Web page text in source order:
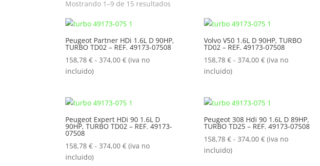
Mostrando 1–9 de 15 resultados
popularidad
Peugeot Partner HDi 1.6L D 90HP,
TURBO TD02 – REF. 49173-07508
158,78€ - 374,00€Rango
158,78 €
hasta
374,00 €
(iva no
incluido)
Volvo V50 1.6L D 90HP, TURBO
TD02 – REF. 49173-07508
158,78 € - 374,00 €Rango
158,78 €
hasta
374,00 €
(iva no
incluido)
Peugeot Expert HDi 90 1.6L D
90HP, TURBO TD02 – REF. 49173-
07508
158,78€ - 374,00€Rango
(iva no
incluido)
Peugeot 308 Hdi 90 1.6L D 89HP,
TURBO TD25 – REF. 49173-07508
158,78 € - 374,00 €Rango
(iva no
incluido)